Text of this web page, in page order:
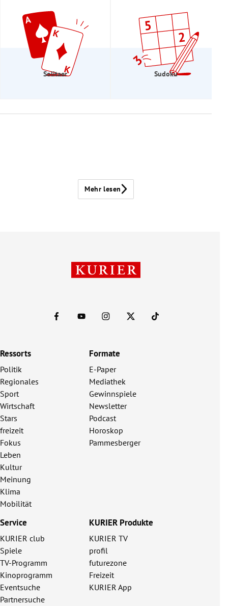
Solitaer Sudoku
Mehr lesen
Ressorts
Politik
Regionales
Sport
Wirtschaft
Stars
freizeit
Fokus
Leben
Kultur
Meinung
Klima
Mobilität
Formate
E-Paper
Mediathek
Gewinnspiele
Newsletter
Podcast
Horoskop
Pammesberger
Service
KURIER club
Spiele
TV-Programm
Kinoprogramm
Eventsuche
Partnersuche
KURIER Produkte
KURIER TV
profil
futurezone
Freizeit
KURIER App